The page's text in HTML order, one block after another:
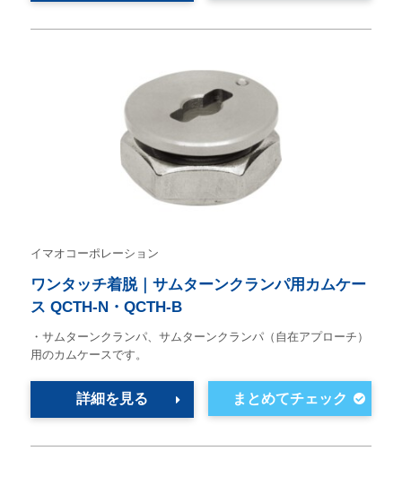
イマオコーポレーション
ワンタッチ着脱｜サムターンクランパ用カムケー
ス QCTH-N・QCTH-B
・サムターンクランパ、サムターンクランパ（自在アプローチ）
用のカムケースです。
詳細を見る